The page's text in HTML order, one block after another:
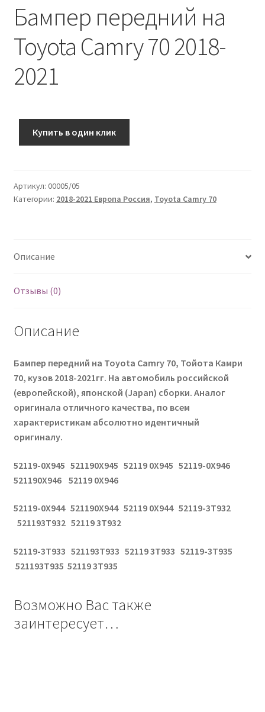
Бампер передний на
Toyota Camry 70 2018-
2021
Купить в один клик
Артикул: 00005/05
Категории: 2018-2021 Европа Россия, Toyota Camry 70
Описание
Отзывы (0)
Описание
Бампер передний на Toyota Camry 70, Тойота Камри
70, кузов 2018-2021гг. На автомобиль российской
(европейской), японской (Japan) сборки. Аналог
оригинала отличного качества, по всем
характеристикам абсолютно идентичный
оригиналу.
52119-0X945 521190X945 52119 0X945 52119-0X946
521190X946 52119 0X946
52119-0X944 521190X944 52119 0X944 52119-3T932
521193T932 52119 3T932
52119-3T933 521193T933 52119 3T933 52119-3T935
521193T935 52119 3T935
Возможно Вас также
заинтересует…